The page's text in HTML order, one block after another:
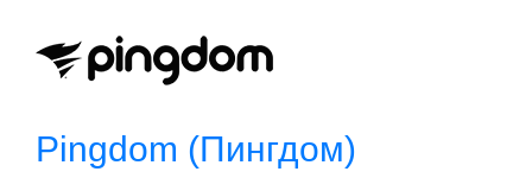
Pingdom (Пингдом)